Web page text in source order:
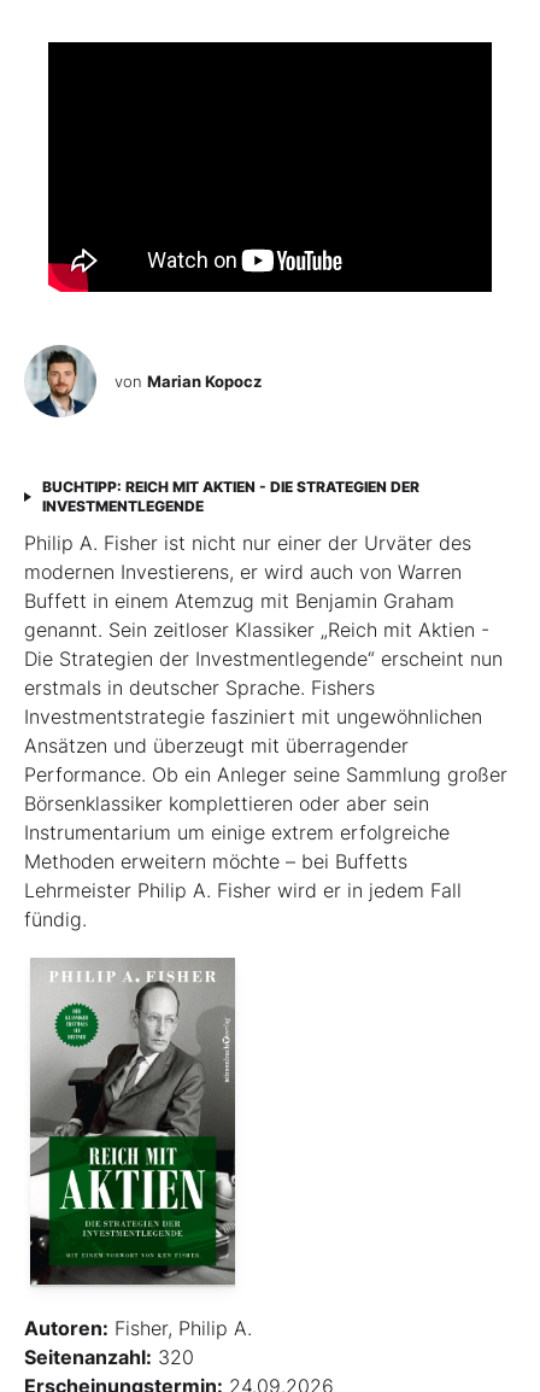
von Marian Kopocz
BUCHTIPP: REICH MIT AKTIEN - DIE STRATEGIEN DER
INVESTMENTLEGENDE
Philip A. Fisher ist nicht nur einer der Urväter des
modernen Investierens, er wird auch von Warren
Buffett in einem Atemzug mit Benjamin Graham
genannt. Sein zeitloser Klassiker „Reich mit Aktien -
Die Strategien der Investmentlegende“ erscheint nun
erstmals in deutscher Sprache. Fishers
Investmentstrategie fasziniert mit ungewöhnlichen
Ansätzen und überzeugt mit überragender
Performance. Ob ein Anleger seine Sammlung großer
Börsenklassiker komplettieren oder aber sein
Instrumentarium um einige extrem erfolgreiche
Methoden erweitern möchte – bei Buffetts
Lehrmeister Philip A. Fisher wird er in jedem Fall
fündig.
Autoren: Fisher, Philip A.
Seitenanzahl: 320
Erscheinungstermin: 24.09.2026